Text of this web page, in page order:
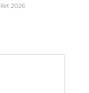
2026